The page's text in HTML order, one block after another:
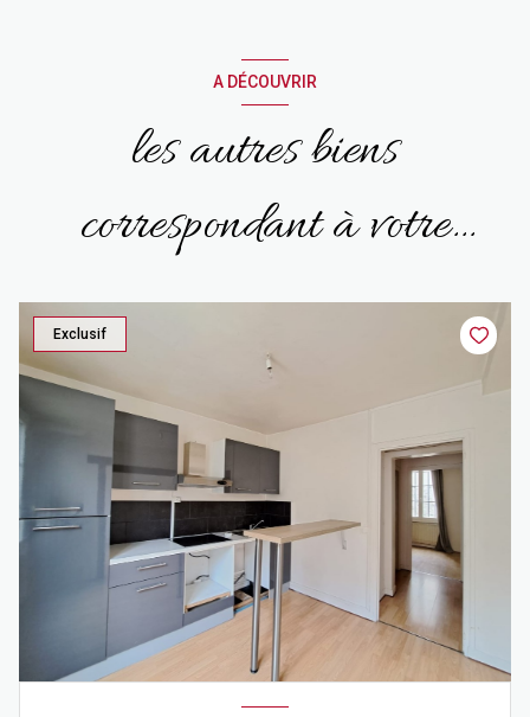
A DÉCOUVRIR
les autres biens
correspondant à votre
recherche
Exclusif